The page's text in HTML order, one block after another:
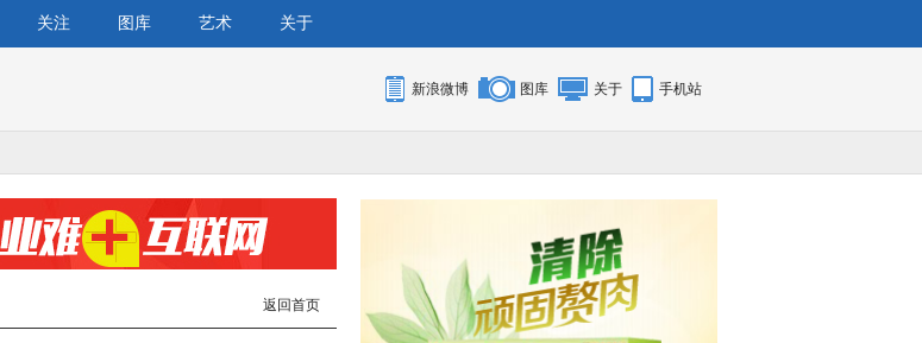
关注 图库 艺术 关于
新浪微博 图库 关于 手机站
返回首页